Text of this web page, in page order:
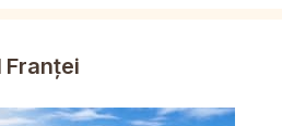
Franței